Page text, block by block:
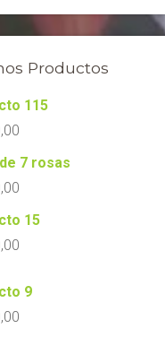
Productos
115
7 rosas
15
9